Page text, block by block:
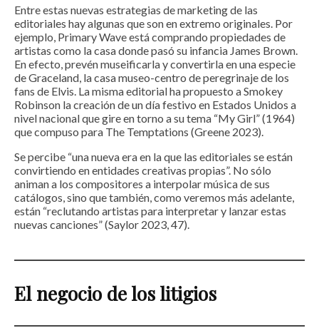
Entre estas nuevas estrategias de marketing de las
editoriales hay algunas que son en extremo originales. Por
ejemplo, Primary Wave está comprando propiedades de
artistas como la casa donde pasó su infancia James Brown.
En efecto, prevén museificarla y convertirla en una especie
de Graceland, la casa museo-centro de peregrinaje de los
fans de Elvis. La misma editorial ha propuesto a Smokey
Robinson la creación de un día festivo en Estados Unidos a
nivel nacional que gire en torno a su tema “My Girl” (1964)
que compuso para The Temptations (Greene 2023).
Se percibe “una nueva era en la que las editoriales se están
convirtiendo en entidades creativas propias”. No sólo
animan a los compositores a interpolar música de sus
catálogos, sino que también, como veremos más adelante,
están “reclutando artistas para interpretar y lanzar estas
nuevas canciones” (Saylor 2023, 47).
El negocio de los litigios